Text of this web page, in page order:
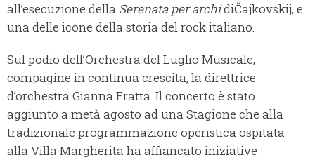
all’esecuzione della Serenata per archidiČajkovskij, e
una delle icone della storia del rock italiano.
Sul podio dell’Orchestra del Luglio Musicale,
compagine in continua crescita, la direttrice
d’orchestra Gianna Fratta. Il concerto è stato
aggiunto a metà agosto ad una Stagione che alla
tradizionale programmazione operistica ospitata
alla Villa Margherita ha affiancato iniziative